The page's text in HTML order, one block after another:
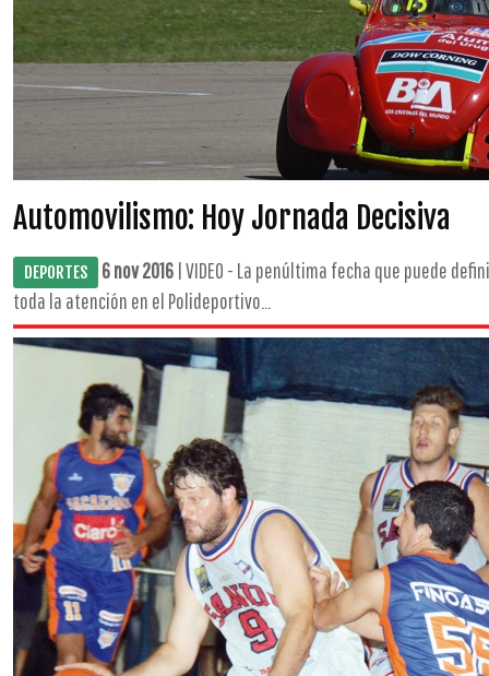
Automovilismo: Hoy Jornada Decisiva
DEPORTES 6 nov 2016 | VIDEO - La penúltima fecha que puede
toda la atención en el Polideportivo...